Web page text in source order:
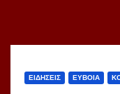
ΕΙΔΗΣΕΙΣ ΕΥΒΟΙΑ